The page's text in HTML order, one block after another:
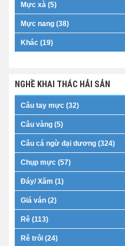
Mực xà (5)
Mực nang (38)
Khác (19)
NGHỀ KHAI THÁC HẢI SẢN
Câu tay mực (32)
Câu vàng (5)
Câu cá ngừ đại dương (324)
Chụp mực (57)
Đáy/ Xăm (1)
Giá ván (2)
Rê (113)
Rê trôi (24)